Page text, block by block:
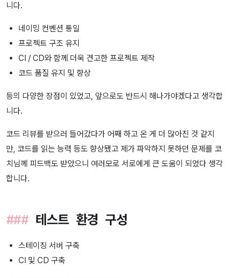
니다.
네이밍 컨벤션 통일
프로젝트 구조 유지
CI / CD와 함께 더욱 견고한 프로젝트 제작
코드 품질 유지 및 향상
등의 다양한 장점이 있었고, 앞으로도 반드시 해나가야겠다고 생각합
니다.
코드 리뷰를 받으러 들어갔다가 어째 하고 온 게 더 많아진 것 같지
만, 코드를 읽는 능력 등도 향상됐고 제가 파악하지 못하던 문제를 코
치님께 피드백도 받았으니 여러모로 서로에게 큰 도움이 되었다 생각
합니다.
테스트 환경 구성
스테이징 서버 구축
CI 및 CD 구축